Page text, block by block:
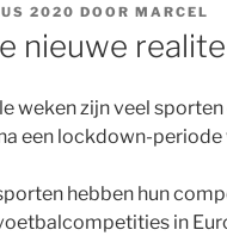
2020 DOOR MARCEL
nieuwe
weken zijn veel
een lockdown-
hebben hun
in